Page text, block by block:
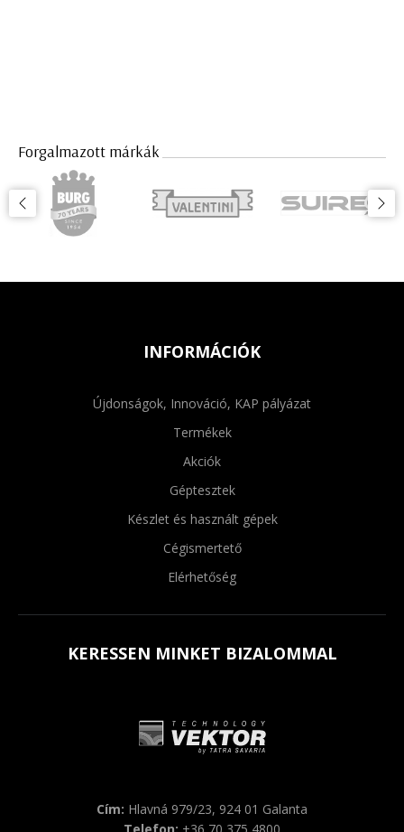
Forgalmazott márkák
INFORMÁCIÓK
Újdonságok, Innováció, KAP pályázat
Termékek
Akciók
Géptesztek
Készlet és használt gépek
Cégismertető
Elérhetőség
KERESSEN MINKET BIZALOMMAL
Cím: Hlavná 979/23, 924 01 Galanta